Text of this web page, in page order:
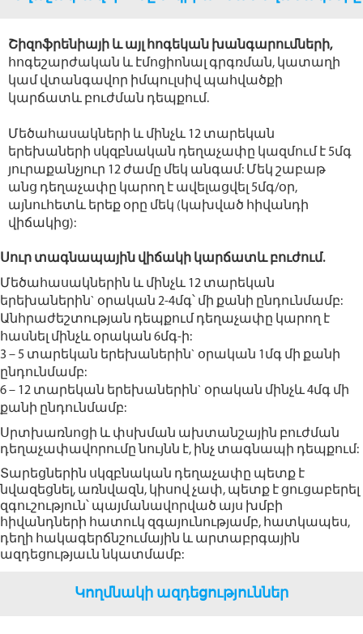
Շիզոֆրենիայի և այլ հոգեկան խանգարումների,
հոգեշարժական և էմոցիոնալ գրգռման, կատաղի
կամ վտանգավոր իմպուլսիվ պահվածքի
կարճատև բուժման դեպքում.
Մեծահասակների և մինչև 12 տարեկան
երեխաների սկզբնական դեղաչափը կազմում է 5մգ
յուրաքանչյուր 12 ժամը մեկ անգամ: Մեկ շաբաթ
անց դեղաչափը կարող է ավելացվել 5մգ/օր,
այնուհետև երեք օրը մեկ (կախված հիվանդի
վիճակից):
Սուր տագնապային վիճակի կարճատև բուժում.
Մեծահասակներին և մինչև 12 տարեկան
երեխաներին` օրական 2-4մգ՝ մի քանի ընդունմամբ:
Անհրաժեշտության դեպքում դեղաչափը կարող է
հասնել մինչև օրական 6մգ-ի:
3 – 5 տարեկան երեխաներին` օրական 1մգ մի քանի
ընդունմամբ:
6 – 12 տարեկան երեխաներին` օրական մինչև 4մգ մի
քանի ընդունմամբ:
Սրտխառնոցի և փսխման ախտանշային բուժման
դեղաչափավորումը նույնն է, ինչ տագնապի դեպքում:
Տարեցներին սկզբնական դեղաչափը պետք է
նվազեցնել, առնվազն, կիսով չափ, պետք է ցուցաբերել
զգուշություն՝ պայմանավորված այս խմբի
հիվանդների հատուկ զգայունությամբ, հատկապես,
դեղի հակագերճնշումային և արտաբրգային
ազդեցությաւն նկատմամբ:
Կողմնակի ազդեցություններ